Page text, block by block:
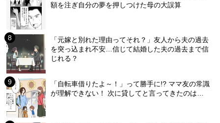
額を注ぎ自分の夢を押しつけた母の大誤算
「元嫁と別れた理由ってそれ？」友人から夫の過去
を突っ込まれ不安…信じて結婚した夫の過去まで信
じれる？
「自転車借りたよ～！」って勝手に!? ママ友の常識
が理解できない！ 次に貸してと言ってきたのは…